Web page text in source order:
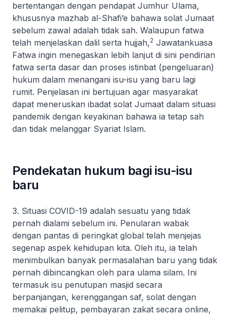
bertentangan dengan pendapat Jumhur Ulama,
khususnya mazhab al-Shafi’e bahawa solat Jumaat
sebelum zawal adalah tidak sah. Walaupun fatwa
telah menjelaskan dalil serta hujjah,2 Jawatankuasa
Fatwa ingin menegaskan lebih lanjut di sini pendirian
fatwa serta dasar dan proses istinbat (pengeluaran)
hukum dalam menangani isu-isu yang baru lagi
rumit. Penjelasan ini bertujuan agar masyarakat
dapat meneruskan ibadat solat Jumaat dalam situasi
pandemik dengan keyakinan bahawa ia tetap sah
dan tidak melanggar Syariat Islam.
Pendekatan hukum bagi isu-isu
baru
3. Situasi COVID-19 adalah sesuatu yang tidak
pernah dialami sebelum ini. Penularan wabak
dengan pantas di peringkat global telah menjejas
segenap aspek kehidupan kita. Oleh itu, ia telah
menimbulkan banyak permasalahan baru yang tidak
pernah dibincangkan oleh para ulama silam. Ini
termasuk isu penutupan masjid secara
berpanjangan, kerenggangan saf, solat dengan
memakai pelitup, pembayaran zakat secara online,